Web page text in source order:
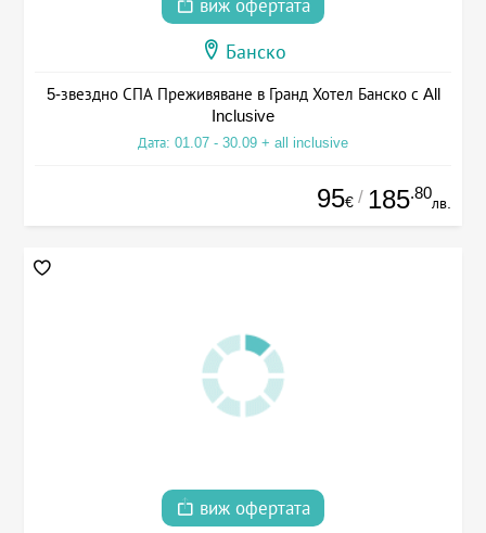
виж офертата
Банско
5-звездно СПА Преживяване в Гранд Хотел Банско с All
Inclusive
Дата: 01.07 - 30.09 + all inclusive
95€ / 185.80
лв.
виж офертата